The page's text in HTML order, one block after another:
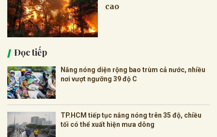
cao
Đọc tiếp
Nắng nóng diện rộng bao trùm cả nước, nhiều
nơi vượt ngưỡng 39 độ C
TP.HCM tiếp tục nắng nóng trên 35 độ, chiều
tối có thể xuất hiện mưa dông